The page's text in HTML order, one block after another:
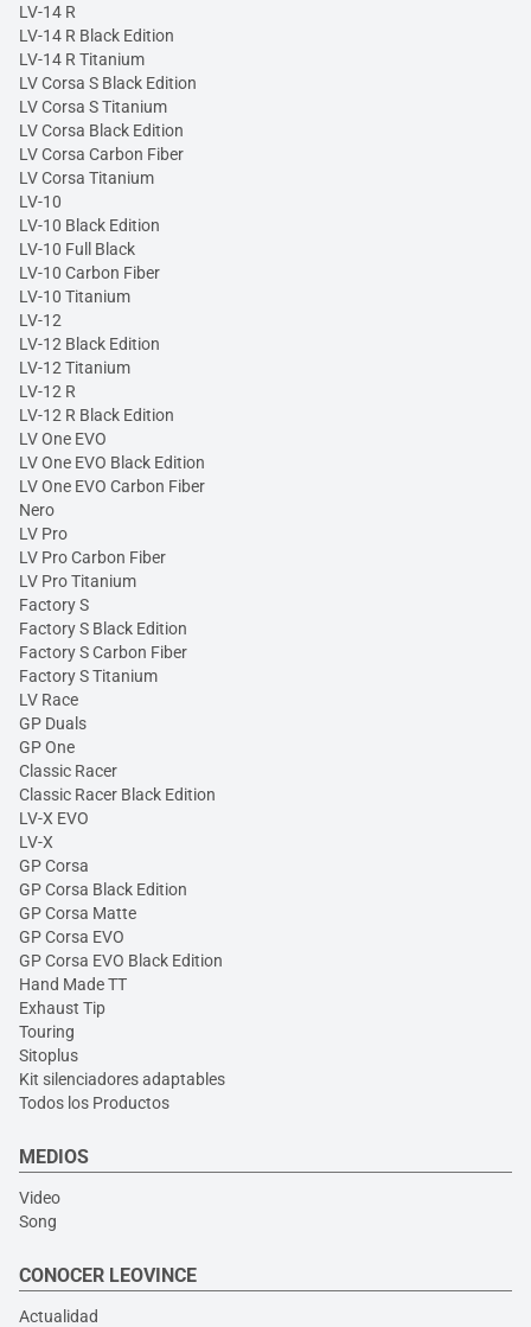
LV-14 R
LV-14 R Black Edition
LV-14 R Titanium
LV Corsa S Black Edition
LV Corsa S Titanium
LV Corsa Black Edition
LV Corsa Carbon Fiber
LV Corsa Titanium
LV-10
LV-10 Black Edition
LV-10 Full Black
LV-10 Carbon Fiber
LV-10 Titanium
LV-12
LV-12 Black Edition
LV-12 Titanium
LV-12 R
LV-12 R Black Edition
LV One EVO
LV One EVO Black Edition
LV One EVO Carbon Fiber
Nero
LV Pro
LV Pro Carbon Fiber
LV Pro Titanium
Factory S
Factory S Black Edition
Factory S Carbon Fiber
Factory S Titanium
LV Race
GP Duals
GP One
Classic Racer
Classic Racer Black Edition
LV-X EVO
LV-X
GP Corsa
GP Corsa Black Edition
GP Corsa Matte
GP Corsa EVO
GP Corsa EVO Black Edition
Hand Made TT
Exhaust Tip
Touring
Sitoplus
Kit silenciadores adaptables
Todos los Productos
MEDIOS
Video
Song
CONOCER LEOVINCE
Actualidad